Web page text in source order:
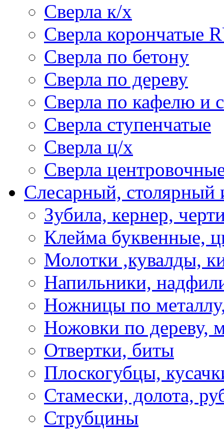
Сверла к/х
Сверла корончатые
Сверла по бетону
Сверла по дереву
Сверла по кафелю и
Сверла ступенчатые
Сверла ц/х
Сверла
Слесарный, столярный
Зубила, кернер,
Клейма буквенные,
Молотки ,кувалды,
Напильники,
Ножницы по
Ножовки по дереву,
Отвертки, биты
Плоскогубцы,
Стамески, долота,
Струбцины